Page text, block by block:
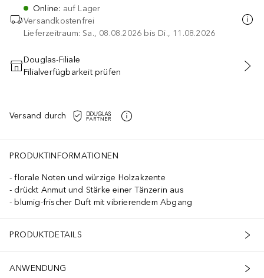
Online: auf Lager
Versandkostenfrei
Lieferzeitraum: Sa., 08.08.2026 bis Di., 11.08.2026
IN DEN WARENKORB
Douglas-Filiale
Filialverfügbarkeit prüfen
Versand durch
PRODUKTINFORMATIONEN
florale Noten und würzige Holzakzente
drückt Anmut und Stärke einer Tänzerin aus
blumig-frischer Duft mit vibrierendem Abgang
PRODUKTDETAILS
ANWENDUNG